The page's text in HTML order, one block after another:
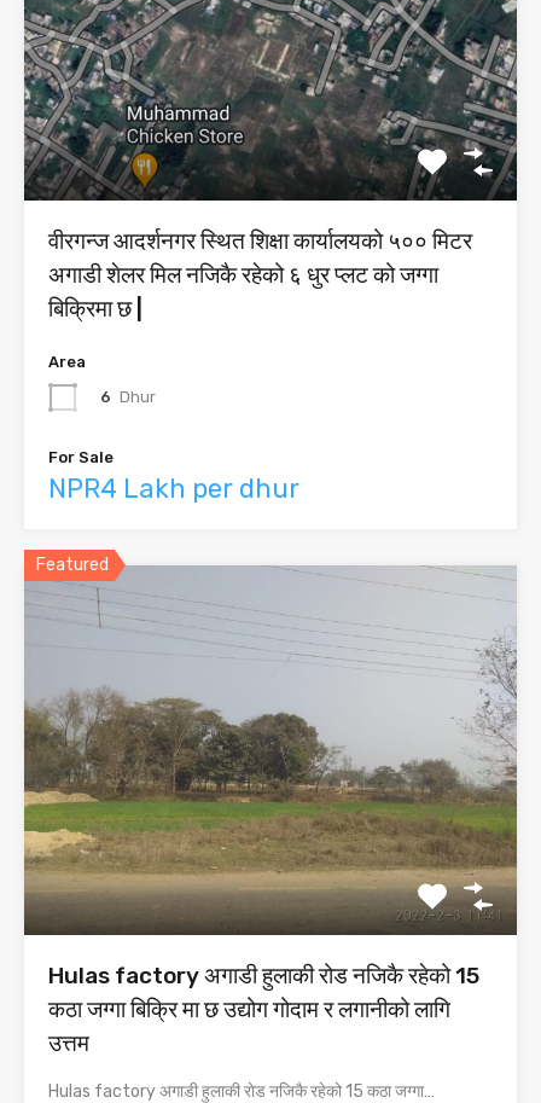
वीरगन्ज आदर्शनगर स्थित शिक्षा कार्यालयको ५०० मिटर
अगाडी शेलर मिल नजिकै रहेको ६ धुर प्लट को जग्गा
बिक्रिमा छ |
Area
6 Dhur
For Sale
NPR4 Lakh per dhur
Featured
Hulas factory अगाडी हुलाकी रोड नजिकै रहेको 15
कठा जग्गा बिक्रि मा छ उद्योग गोदाम र लगानीको लागि
उत्तम
Hulas factory अगाडी हुलाकी रोड नजिकै रहेको 15 कठा जग्गा…